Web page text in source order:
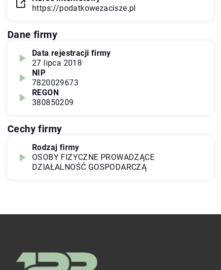
https://podatkowezacisze.pl
Dane firmy
Data rejestracji firmy
27 lipca 2018
NIP
7820029673
REGON
380850209
Cechy firmy
Rodzaj firmy
OSOBY FIZYCZNE PROWADZĄCE
DZIAŁALNOŚĆ GOSPODARCZĄ